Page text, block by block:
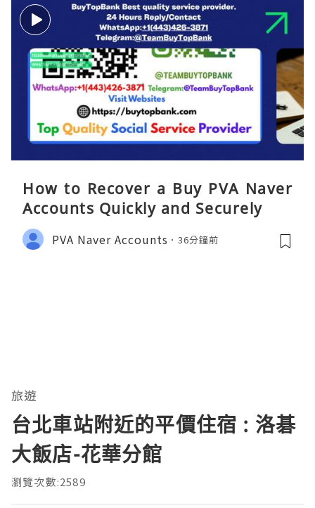
How to Recover a Buy PVA Naver
Accounts Quickly and Securely
PVA Naver Accounts 36分鐘前
旅遊
台北車站附近的平價住宿 : 洛碁
大飯店-花華分館
瀏覽次數:2589